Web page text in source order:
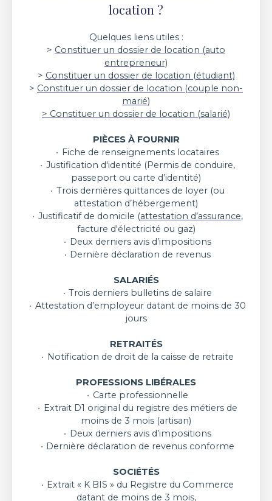
location ?
Quelques liens utiles :
> Constituer un dossier de location (auto
entrepreneur)
> Constituer un dossier de location (étudiant)
> Constituer un dossier de location (couple non-
marié)
> Constituer un dossier de location (salarié)
PIÈCES À FOURNIR
Fiche de renseignements locataires
Justification d'identité (Permis de conduire,
passeport ou carte d’identité)
Trois dernières quittances de loyer (ou
attestation d’hébergement)
Justificatif de domicile (attestation d’assurance,
facture d'électricité ou gaz)
Deux derniers avis d’impositions
Dernière déclaration de revenus
SALARIÉS
Trois derniers bulletins de salaire
Attestation d’employeur datant de moins de 30
jours
RETRAITÉS
Notification de droit de la caisse de retraite
PROFESSIONS LIBÉRALES
Carte professionnelle
Extrait D1 original du registre des métiers de
moins de 3 mois (artisan)
Deux derniers avis d’impositions
Dernière déclaration de revenus conforme
SOCIÉTÉS
Extrait « K BIS » du Registre du Commerce
datant de moins de 3 mois,